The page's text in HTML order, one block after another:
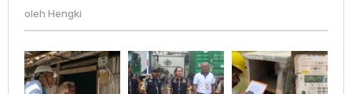
oleh Hengki